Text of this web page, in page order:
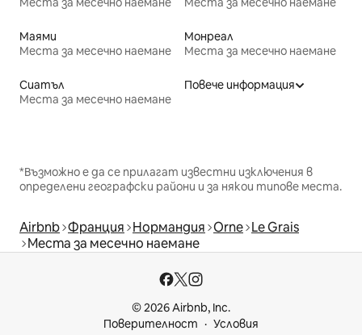
Маями
Места за месечно наемане
Монреал
Места за месечно наемане
Сиатъл
Места за месечно наемане
Повече информация
*Възможно е да се прилагат известни изключения в
определени географски райони и за някои типове места.
Airbnb Франция Нормандия Orne Le Grais
Места за месечно наемане
© 2026 Airbnb, Inc.
Поверителност
Условия